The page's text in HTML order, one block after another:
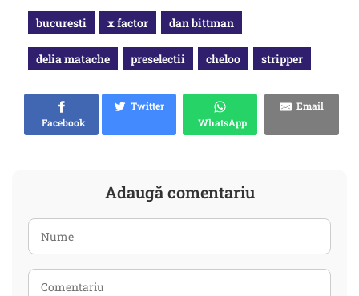
bucuresti x factor dan bittman
delia matache preselectii cheloo stripper
Facebook
Twitter
WhatsApp
Email
Adaugă comentariu